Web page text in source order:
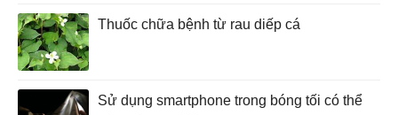
Thuốc chữa bệnh từ rau diếp cá
Sử dụng smartphone trong bóng tối có thể